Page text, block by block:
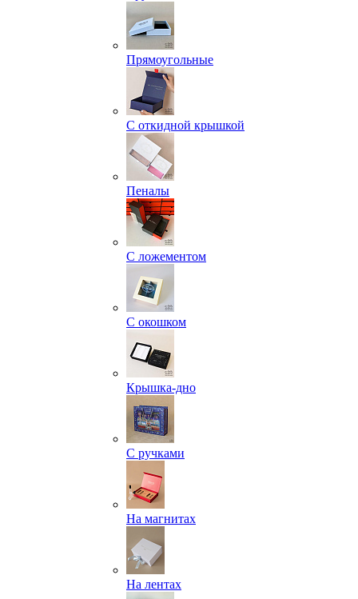
Прямоугольные
С откидной крышкой
Пеналы
С ложементом
С окошком
Крышка-дно
С ручками
На магнитах
На лентах